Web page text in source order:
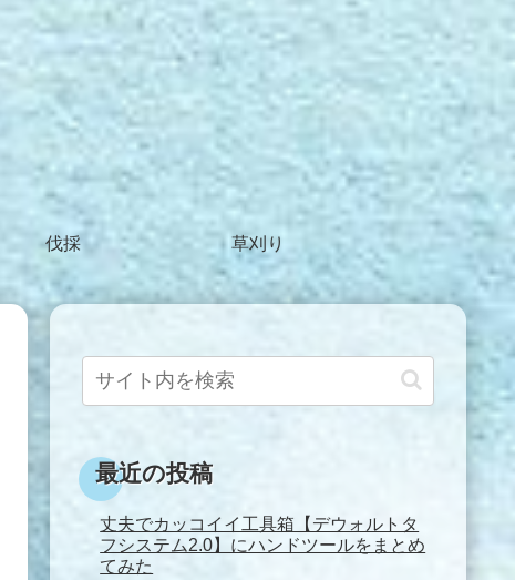
伐採 草刈り
最近の投稿
丈夫でカッコイイ工具箱【デウォルトタ
フシステム2.0】にハンドツールをまとめ
てみた